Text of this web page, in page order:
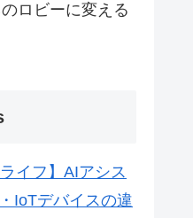
ロビーに変える
イフ】AIアシス
IoTデバイスの違